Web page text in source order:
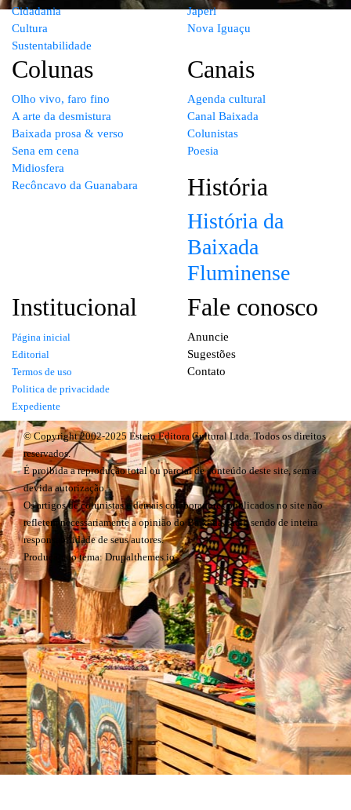
Gastronomia
Cidadania
Cultura
Sustentabilidade
Paracambi
Japeri
Colunas
Olho vivo, faro fino
A arte da desmistura
Baixada prosa & verso
Sena em cena
Midiosfera
Canais
Agenda cultural
Canal Baixada
Colunistas
História
História da
Baixada
Fluminense
Institucional
Página inicial
Editorial
Termos de uso
Politica de privacidade
Expediente
Fale conosco
Anuncie
Sugestões
© Copyright 2002-2025 Esteio Editora Cultural Ltda. Todos os direitos
reservados.
É proibida a reprodução total ou parcial de conteúdo deste site, sem a
devida autorização.
Os artigos de colunistas e demais colaboradores publicados no site não
refletem necessariamente a opinião do Baixada Fácil, sendo de inteira
responsabilidade de seus autores.
Produção do tema: Drupalthemes.io